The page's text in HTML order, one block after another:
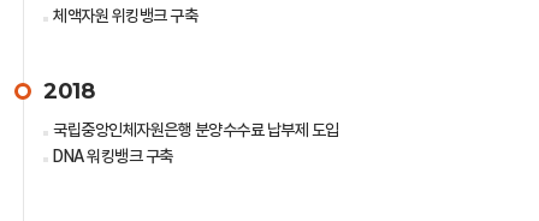
체액자원 위킹뱅크 구축
2018
국립중앙인체자원은행 분양수수료 납부제 도입
DNA 워킹뱅크 구축